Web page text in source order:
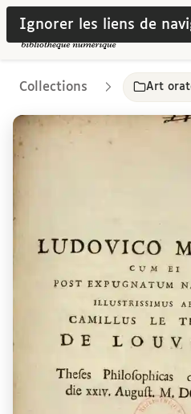
Ignorer les liens de
Collections